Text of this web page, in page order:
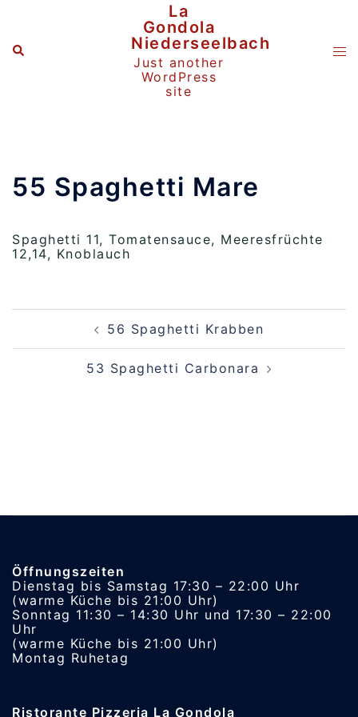
Suche
La
Gondola
Niederseelbach
Just another
WordPress
site
55 Spaghetti Mare
Spaghetti 11, Tomatensauce, Meeresfrüchte
12,14, Knoblauch
Beitragsnavigation
56 Spaghetti Krabben
53 Spaghetti Carbonara
Öffnungszeiten
Dienstag bis Samstag 17:30 – 22:00 Uhr
(warme Küche bis 21:00 Uhr)
Sonntag 11:30 – 14:30 Uhr und 17:30 – 22:00
Uhr
(warme Küche bis 21:00 Uhr)
Montag Ruhetag
Ristorante Pizzeria La Gondola